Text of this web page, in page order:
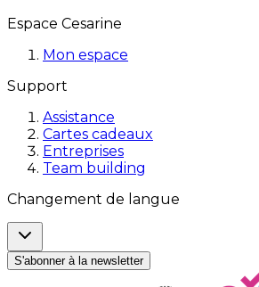
Espace Cesarine
Mon espace
Support
Assistance
Cartes cadeaux
Entreprises
Team building
Changement de langue
S'abonner à la newsletter